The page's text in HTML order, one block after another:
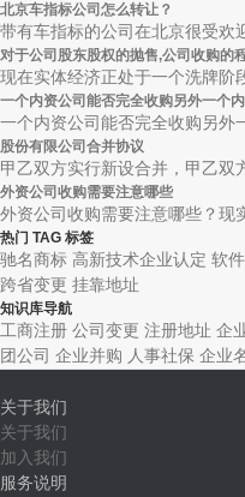
北京车指标公司怎么转让？
带有车指标的公司在北京很受欢
对于公司股东股权的抛售,公司收购的
现在实体经济正处于一个洗牌阶
一个内资公司能否完全收购另外一个
一个内资公司能否完全收购另外
股份有限公司合并协议
甲乙双方实行新设合并，甲乙双
外资公司收购需要注意哪些
外资公司收购需要注意哪些？现
热门 TAG 标签
驰名商标 高新技术企业认定 软
跨省变更 挂靠地址
知识库导航
工商注册 公司变更 注册地址 企
团公司 企业并购 人事社保 企业
关于我们
关于我们
加入我们
服务说明